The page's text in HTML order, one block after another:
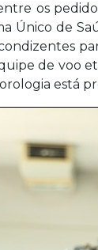
os
Único de
de voo
está